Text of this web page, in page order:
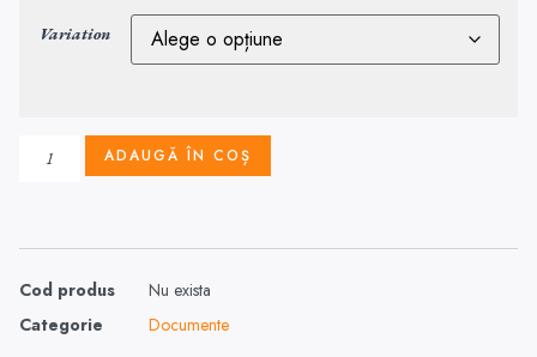
Variation
ADAUGĂ ÎN COȘ
Cod produs
Nu exista
Categorie
Documente